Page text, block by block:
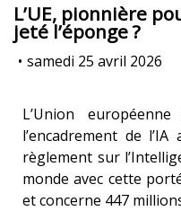
L’UE, pionnière
jeté l’éponge ?
• samedi 25 avril 2026
L’Union
l’encadrement de
règlement sur
monde avec cette
et concerne 447